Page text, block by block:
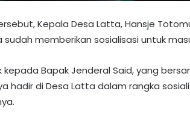
Kepala Desa Latta, Hansje
sudah memberikan sosialisasi untuk
kepada Bapak Jenderal Said, yang
hadir di Desa Latta dalam rangka